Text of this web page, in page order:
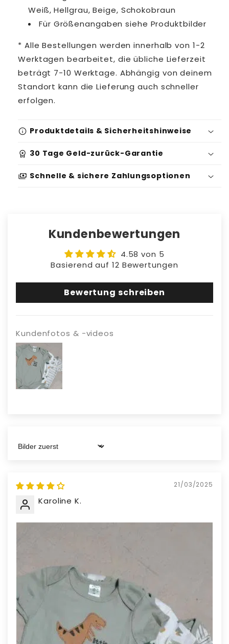
Weiß, Hellgrau, Beige, Schokobraun
Für Größenangaben siehe Produktbilder
* Alle Bestellungen werden innerhalb von 1-2
Werktagen bearbeitet, die übliche Lieferzeit
beträgt 7-10 Werktage. Abhängig von deinem
Standort kann die Lieferung auch schneller
erfolgen.
info Produktdetails & Sicherheitshinweise
workspace_premium 30 Tage Geld-zurück-Garantie
payments Schnelle & sichere Zahlungsoptionen
Kundenbewertungen
4.58 von 5
Basierend auf 12 Bewertungen
Bewertung schreiben
Kundenfotos & -videos
Sort by
21/03/2025
Karoline K.